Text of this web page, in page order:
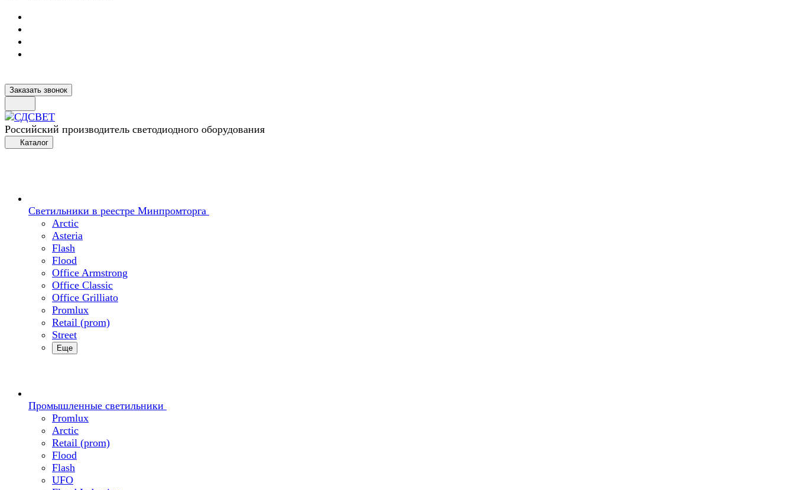
Заказать звонок
Российский производитель светодиодного оборудования
Каталог
Светильники в реестре Минпромторга
Arctic
Asteria
Flash
Flood
Office Armstrong
Office Classic
Office Grilliato
Promlux
Retail (prom)
Street
Еще
Промышленные светильники
Promlux
Arctic
Retail (prom)
Flood
Flash
UFO